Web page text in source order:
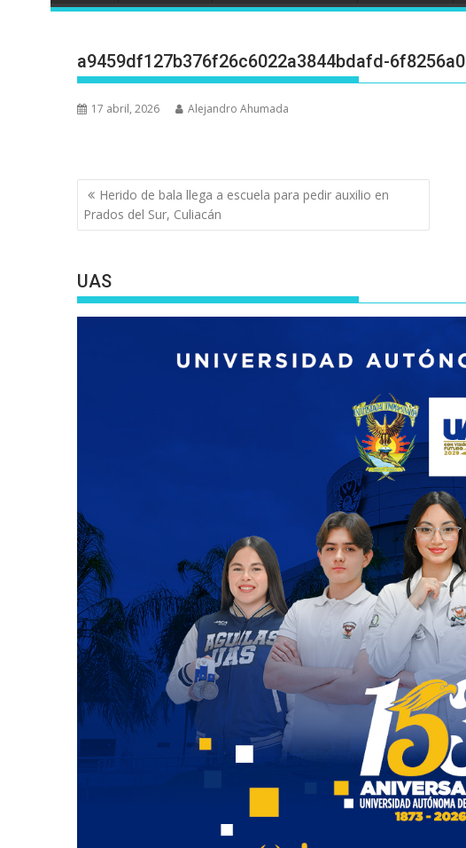
a9459df127b376f26c6022a3844bdafd-6f8256a0
17 abril, 2026 Alejandro Ahumada
Navegación
de
entradas
Herido de bala llega a escuela para pedir auxilio en
Prados del Sur, Culiacán
UAS